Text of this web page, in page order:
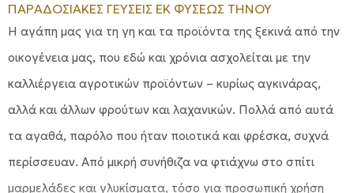
ΠΑΡΑΔΟΣΙΑΚΕΣ ΓΕΥΣΕΙΣ ΕΚ ΦΥΣΕΩΣ ΤΗΝΟΥ
Η αγάπη μας για τη γη και τα προϊόντα της ξεκινά από την
οικογένεια μας, που εδώ και χρόνια ασχολείται με την
καλλιέργεια αγροτικών προϊόντων – κυρίως αγκινάρας,
αλλά και άλλων φρούτων και λαχανικών. Πολλά από αυτά
τα αγαθά, παρόλο που ήταν ποιοτικά και φρέσκα, συχνά
περίσσευαν. Από μικρή συνήθιζα να φτιάχνω στο σπίτι
μαρμελάδες και γλυκίσματα, τόσο για προσωπική χρήση